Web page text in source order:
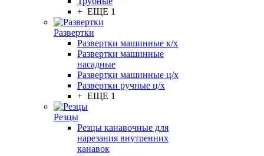
+ ЕЩЕ 1
Развертки
Развертки машинные к/х
Развертки машинные
насадные
Развертки машинные ц/х
Развертки ручные ц/х
+ ЕЩЕ 1
Резцы
Резцы канавочные для
нарезания внутренних
канавок